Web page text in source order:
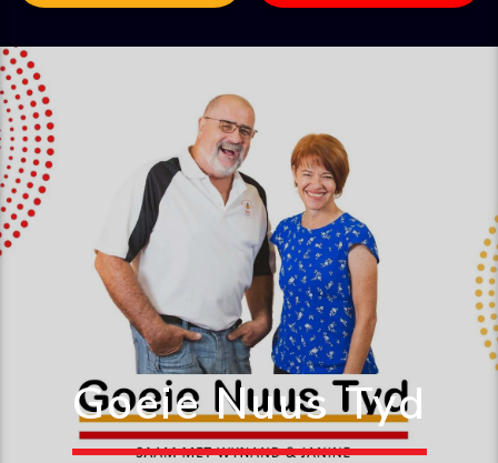
Goeie Nuus Tyd